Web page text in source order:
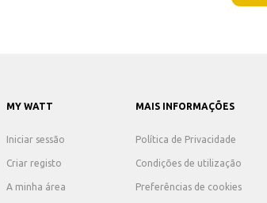
MY WATT
Iniciar sessão
Criar registo
A minha área
MAIS INFORMAÇÕES
Política de Privacidade
Condições de utilização
Preferências de cookies